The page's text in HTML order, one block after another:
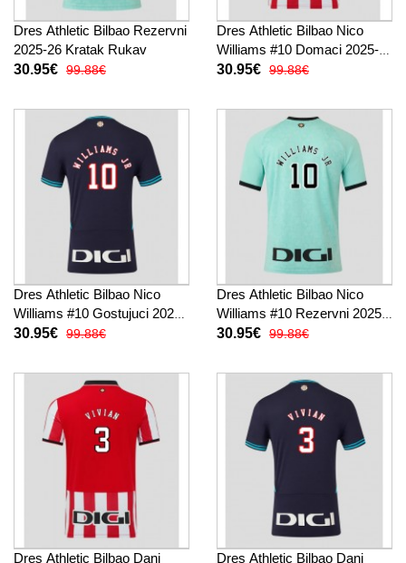
Dres Athletic Bilbao Rezervni
2025-26 Kratak Rukav
30.95€ 99.88€
Dres Athletic Bilbao Nico
Williams #10 Domaci 2025-
26 Kratak Rukav
30.95€ 99.88€
Dres Athletic Bilbao Nico
Williams #10 Gostujuci 2025-
26 Kratak Rukav
30.95€ 99.88€
Dres Athletic Bilbao Nico
Williams #10 Rezervni 2025-
26 Kratak Rukav
30.95€ 99.88€
Dres Athletic Bilbao Dani Dres Athletic Bilbao Dani